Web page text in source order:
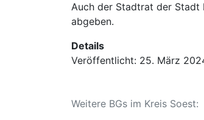
Auch der Stadtrat der Stadt
abgeben.
Details
Veröffentlicht: 25. März
Weitere BGs im Kreis Soest: